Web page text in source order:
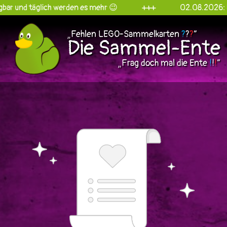
werden es mehr 😉 +++ 02.08.2026: Die
„Fehlen LEGO-Sammelkarten ???“
Die Sammel-Ente
„Frag doch mal die Ente!!!“